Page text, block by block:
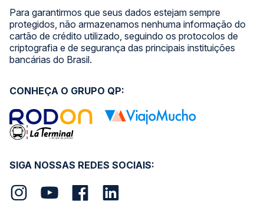
Para garantirmos que seus dados estejam sempre
protegidos, não armazenamos nenhuma informação do
cartão de crédito utilizado, seguindo os protocolos de
criptografia e de segurança das principais instituições
bancárias do Brasil.
SIGA NOSSAS REDES SOCIAIS:
CONHEÇA O GRUPO QP: